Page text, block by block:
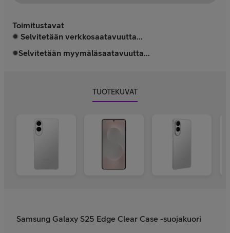
Toimitustavat
Selvitetään verkkosaatavuutta...
Selvitetään myymäläsaatavuutta...
TUOTEKUVAT
Samsung Galaxy S25 Edge Clear Case -suojakuori